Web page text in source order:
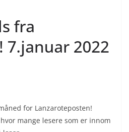
fra
7.januar 2022
for Lanzaroteposten!
mange lesere som er innom